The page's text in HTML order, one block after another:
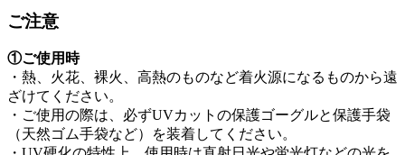
ご注意
①ご使用時
・熱、火花、裸火、高熱のものなど着火源になるものから遠
ざけてください。
・ご使用の際は、必ずUVカットの保護ゴーグルと保護手袋
（天然ゴム手袋など）を装着してください。